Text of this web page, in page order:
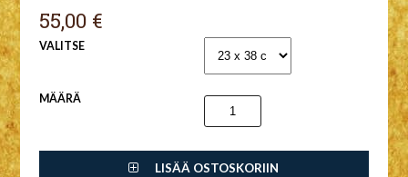
55,00 €
VALITSE
MÄÄRÄ
LISÄÄ OSTOSKORIIN